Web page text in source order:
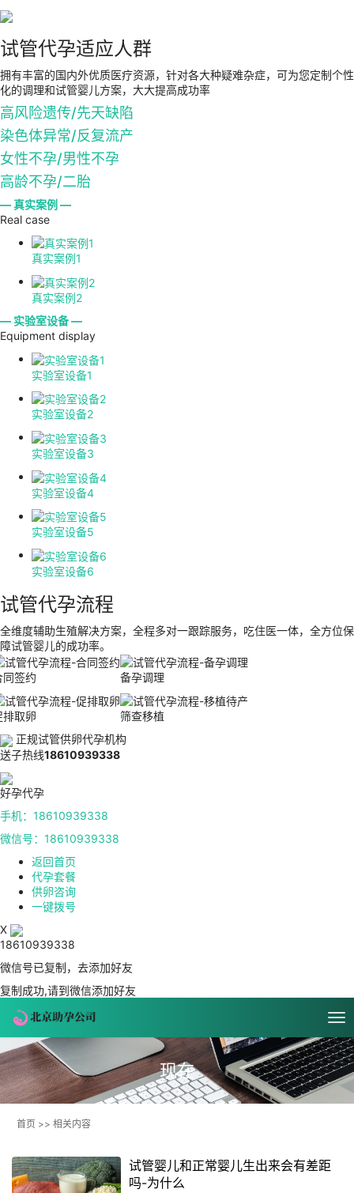
试管代孕适应人群
拥有丰富的国内外优质医疗资源，针对各大种疑难杂症，可为您定制个性
化的调理和试管婴儿方案，大大提高成功率
高风险遗传/先天缺陷
染色体异常/反复流产
女性不孕/男性不孕
高龄不孕/二胎
— 真实案例 —
Real case
真实案例1
真实案例2
— 实验室设备 —
Equipment display
实验室设备1
实验室设备2
实验室设备3
实验室设备4
实验室设备5
实验室设备6
试管代孕流程
全维度辅助生殖解决方案，全程多对一跟踪服务，吃住医一体，全方位保
障试管婴儿的成功率。
同签约 备孕调理
排取卵
筛查移植
正规试管供卵代孕机构
送子热线18610939338
好孕代孕
手机：18610939338
微信号：18610939338
返回首页
代孕套餐
供卵咨询
一键拨号
X
18610939338
微信号已复制，去添加好友
复制成功,请到微信添加好友
现在
首页 >> 相关内容
试管婴儿和正常婴儿生出来会有差距
吗-为什么